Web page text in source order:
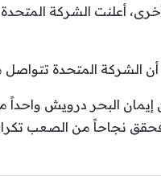
أعلنت الشركة المتحدة
أن الشركة المتحدة
إيمان البحر درويش
فحقق نجاحاً من الصعب